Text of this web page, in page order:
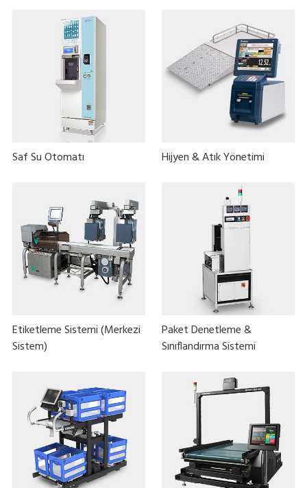
Saf Su Otomatı Hijyen & Atık Yönetimi
Etiketleme Sistemi (Merkezi
Sistem)
Paket Denetleme &
Sınıflandırma Sistemi